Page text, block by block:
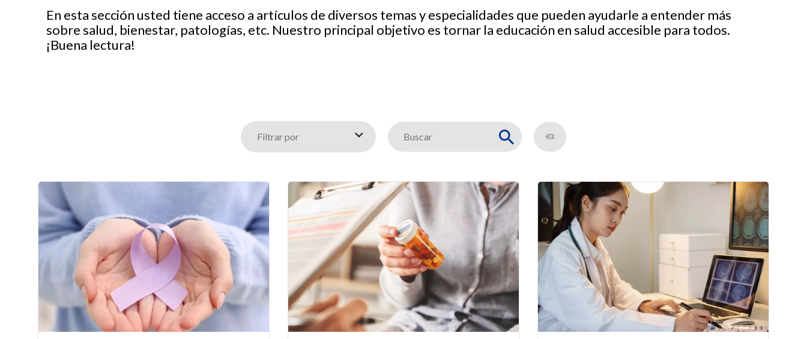
En esta sección usted tiene acceso a artículos de diversos temas y especialidades que pueden ayudarle a entender más
sobre salud, bienestar, patologías, etc. Nuestro principal objetivo es tornar la educación en salud accesible para todos.
¡Buena lectura!